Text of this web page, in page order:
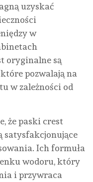
uzyskać
w
oryginalne są
pozwalają na
w zależności od
że paski crest
satysfakcjonujące
Ich formuła
wodoru, który
i przywraca